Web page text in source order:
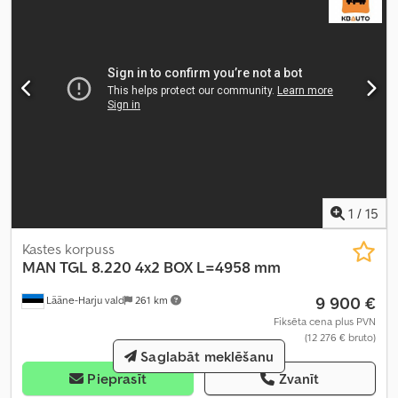
1 / 15
Lääne-Harju vald 261 km
Kastes korpuss
MAN TGL 8.220 4x2 BOX L=4958 mm
9 900 €
Fiksēta cena plus PVN
(12 276 € bruto)
Pieprasīt Zvanīt
Saglabāt meklēšanu